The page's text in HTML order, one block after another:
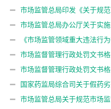
录 （2022年版）》的通知
市场监管总局印发《关于规
导意见》的通知
市场监管总局办公厅关于实
干问题的意见
《市场监管领域重大违法行
市场监督管理行政处罚文书
版）市场监督管理行政处罚文书
国家药监局综合司关于假药
市场监管总局关于规范市场